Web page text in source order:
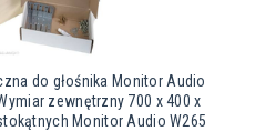
do głośnika Monitor Audio
zewnętrzny 700 x 400 x
Monitor Audio W265